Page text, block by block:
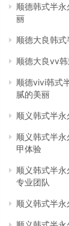
顺德韩式半
丽
顺德大良韩
顺德大良vv
顺德vivi韩式
腻的美丽
顺义韩式半
顺义韩式半
甲体验
顺义韩式半
专业团队
顺义韩式半